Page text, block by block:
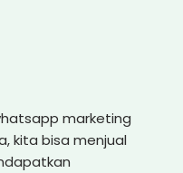
marketing
kita bisa menjual